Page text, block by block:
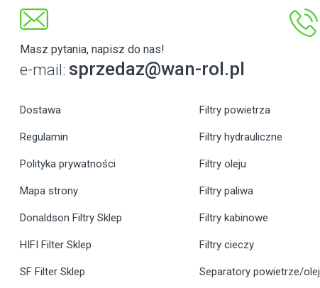
Masz pytania, napisz do nas!
e-mail: sprzedaz@wan-rol.pl
Dostawa
Regulamin
Polityka prywatności
Mapa strony
Donaldson Filtry Sklep
HIFI Filter Sklep
SF Filter Sklep
Filtry powietrza
Filtry hydrauliczne
Filtry oleju
Filtry paliwa
Filtry kabinowe
Filtry cieczy
Separatory powietrze/olej